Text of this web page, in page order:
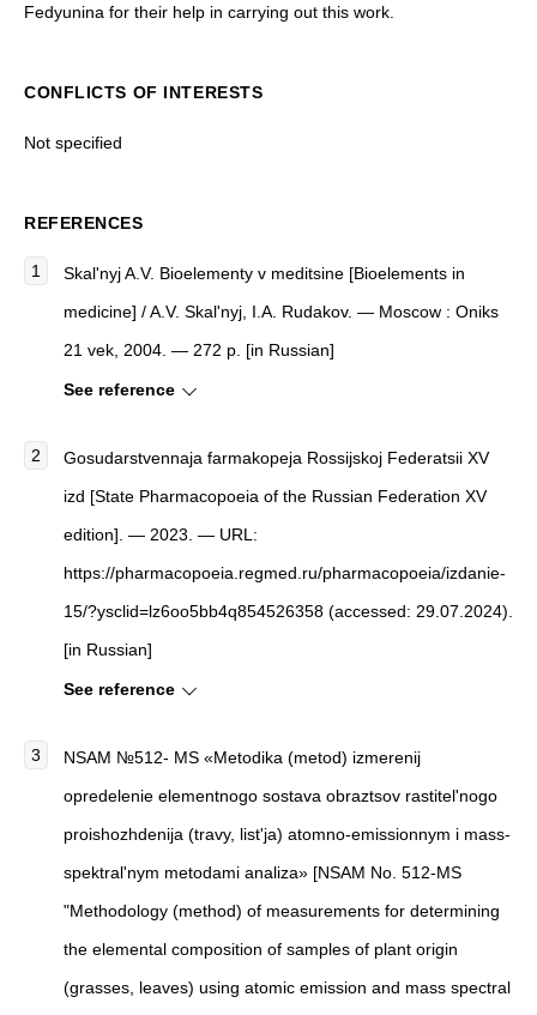
Fedyunina for their help in carrying out this work.
CONFLICTS OF INTERESTS
Not specified
REFERENCES
Skal'nyj A.V. Bioelementy v meditsine [Bioelements in
medicine] / A.V. Skal'nyj, I.A. Rudakov. — Moscow : Oniks
21 vek, 2004. — 272 p. [in Russian]
See reference
Gosudarstvennaja farmakopeja Rossijskoj Federatsii XV
izd [State Pharmacopoeia of the Russian Federation XV
edition]. — 2023. — URL:
https://pharmacopoeia.regmed.ru/pharmacopoeia/izdanie-
15/?ysclid=lz6oo5bb4q854526358 (accessed: 29.07.2024).
[in Russian]
See reference
NSAM №512- MS «Metodika (metod) izmerenij
opredelenie elementnogo sostava obraztsov rastitel'nogo
proishozhdenija (travy, list'ja) atomno-emissionnym i mass-
spektral'nym metodami analiza» [NSAM No. 512-MS
"Methodology (method) of measurements for determining
the elemental composition of samples of plant origin
(grasses, leaves) using atomic emission and mass spectral